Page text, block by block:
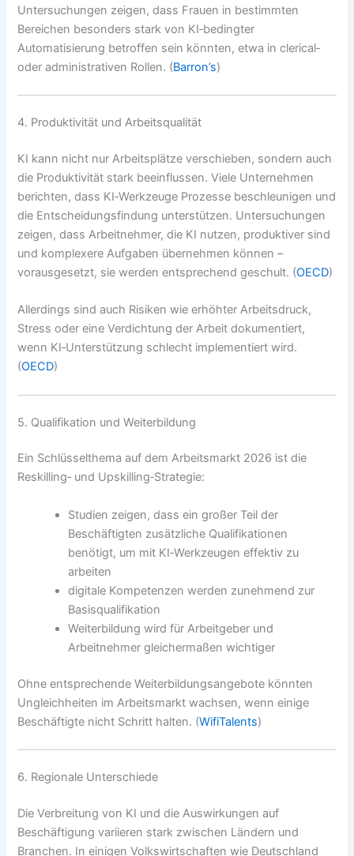
Untersuchungen zeigen, dass Frauen in bestimmten
Bereichen besonders stark von KI‑bedingter
Automatisierung betroffen sein könnten, etwa in clerical‑
oder administrativen Rollen. (Barron’s)
4. Produktivität und Arbeitsqualität
KI kann nicht nur Arbeitsplätze verschieben, sondern auch
die Produktivität stark beeinflussen. Viele Unternehmen
berichten, dass KI‑Werkzeuge Prozesse beschleunigen und
die Entscheidungsfindung unterstützen. Untersuchungen
zeigen, dass Arbeitnehmer, die KI nutzen, produktiver sind
und komplexere Aufgaben übernehmen können –
vorausgesetzt, sie werden entsprechend geschult. (OECD)
Allerdings sind auch Risiken wie erhöhter Arbeitsdruck,
Stress oder eine Verdichtung der Arbeit dokumentiert,
wenn KI‑Unterstützung schlecht implementiert wird.
(OECD)
5. Qualifikation und Weiterbildung
Ein Schlüsselthema auf dem Arbeitsmarkt 2026 ist die
Reskilling‑ und Upskilling‑Strategie:
Studien zeigen, dass ein großer Teil der
Beschäftigten zusätzliche Qualifikationen
benötigt, um mit KI‑Werkzeugen effektiv zu
arbeiten
digitale Kompetenzen werden zunehmend zur
Basisqualifikation
Weiterbildung wird für Arbeitgeber und
Arbeitnehmer gleichermaßen wichtiger
Ohne entsprechende Weiterbildungsangebote könnten
Ungleichheiten im Arbeitsmarkt wachsen, wenn einige
Beschäftigte nicht Schritt halten. (WifiTalents)
6. Regionale Unterschiede
Die Verbreitung von KI und die Auswirkungen auf
Beschäftigung variieren stark zwischen Ländern und
Branchen. In einigen Volkswirtschaften wie Deutschland